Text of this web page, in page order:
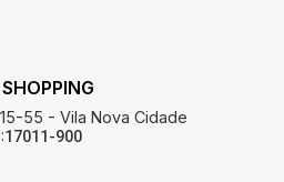
55 - Vila Nova Cidade
17011-900